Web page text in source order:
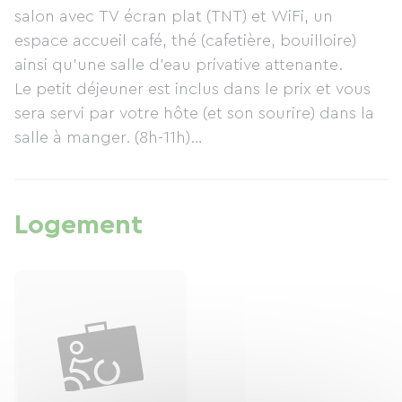
salon avec TV écran plat (TNT) et WiFi, un
espace accueil café, thé (cafetière, bouilloire)
ainsi qu'une salle d'eau privative attenante.
Le petit déjeuner est inclus dans le prix et vous
sera servi par votre hôte (et son sourire) dans la
salle à manger. (8h-11h)
équipée d'un micro ondes, avec des couverts à
votre disposition sur simple demande,
- Village de 1600 habitants avec tous
Logement